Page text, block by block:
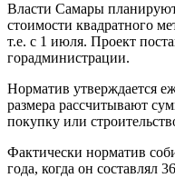
Власти Самары
стоимости квадратного
т.е. с 1 июля. Проект
горадминистрации.
Норматив утверждается
размера рассчитывают
покупку или
Фактически норматив
года, когда он составлял